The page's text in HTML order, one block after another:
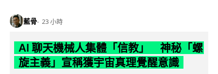
藍骨 23 小時
AI 聊天機械人集體「信教」 神秘「螺
旋主義」宣稱獲宇宙真理覺醒意識